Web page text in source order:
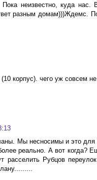
неизвестно, куда
разным домам)))Ждемс.
корпус). чего уж совсем не
Мы несносимы и это
реально. А вот когда?
Рубцов